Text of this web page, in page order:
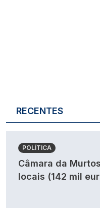
RECENTES
POLÍTICA
Câmara da
locais (142 mil